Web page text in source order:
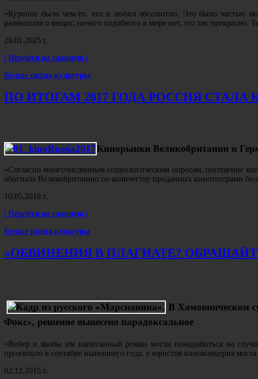
«Курение было чем-то, что я любил абсолютно. Это было частью
размышляя о вещах; ничего подобного в мире нет, это так прекрасно.
28.01.2025 г.
| Перейти на главную |
Белые пятна культуры
ПО ИТОГАМ 2017 ГОДА РОССИЯ
Кинорынки Великобритании и
«Согласно многочисленным социологическим опросам, посещение
обогнала Великобританию по количеству проданных кинотеатрами
10.05.2018 г.
| Перейти на главную |
Белые пятна культуры
«ОБВИНЕНИЯ В ПЛАГИАТЕ?
В Хамовническом
Фокс», решение вынесено парадоксальное
«Вейер и якобы им написанный роман могли понадобиться на
произошло в сентябре нынешнего года, у юристов киноконцерна
02.12.2015 г.